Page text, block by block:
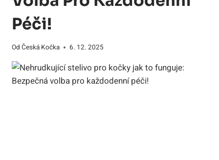
Péči!
Od Česká Kočka 6. 12. 2025